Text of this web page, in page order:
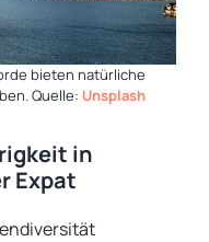
bieten natürliche
Quelle: Unsplash
in
Expat